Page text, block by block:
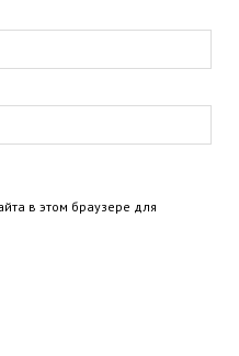
в этом браузере для